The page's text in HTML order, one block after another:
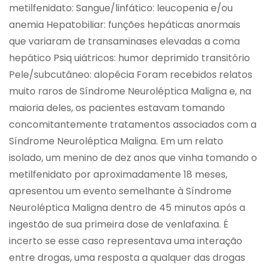
metilfenidato: Sangue/linfático: leucopenia e/ou
anemia Hepatobiliar: funções hepáticas anormais
que variaram de transaminases elevadas a coma
hepático Psiq uiátricos: humor deprimido transitório
Pele/subcutâneo: alopécia Foram recebidos relatos
muito raros de Síndrome Neuroléptica Maligna e, na
maioria deles, os pacientes estavam tomando
concomitantemente tratamentos associados com a
Síndrome Neuroléptica Maligna. Em um relato
isolado, um menino de dez anos que vinha tomando o
metilfenidato por aproximadamente 18 meses,
apresentou um evento semelhante à Síndrome
Neuroléptica Maligna dentro de 45 minutos após a
ingestão de sua primeira dose de venlafaxina. É
incerto se esse caso representava uma interação
entre drogas, uma resposta a qualquer das drogas